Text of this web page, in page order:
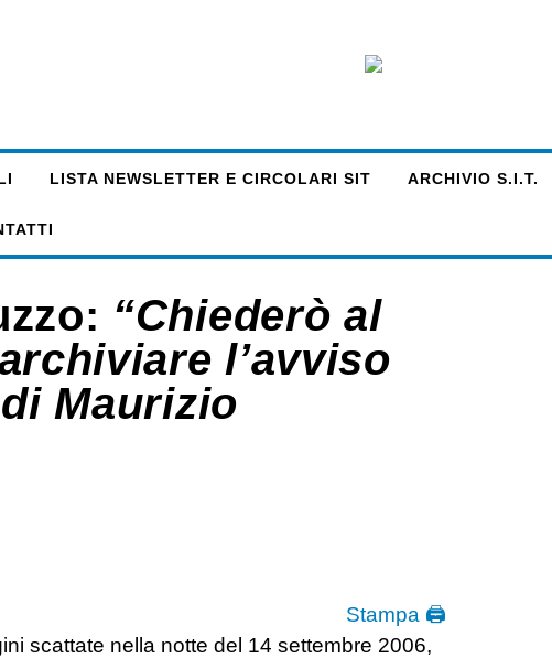
LISTA NEWSLETTER E CIRCOLARI SIT ARCHIVIO S.I.T.
“Chiederò al
l’avviso
Maurizio
Stampa 🖨
scattate nella notte del 14 settembre 2006,